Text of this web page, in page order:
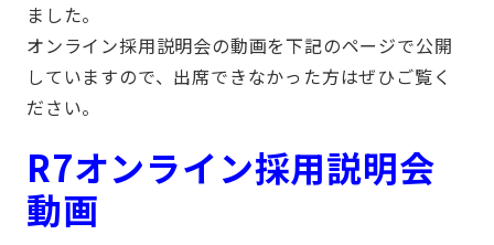
ました。
オンライン採用説明会の動画を下記のページで公開
していますので、出席できなかった方はぜひご覧く
ださい。
R7オンライン採用説明会
動画